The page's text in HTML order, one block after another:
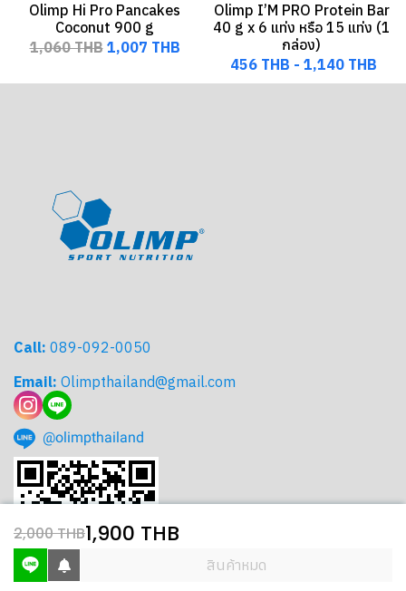
Olimp Hi Pro Pancakes
Coconut 900 g
1,060 THB 1,007 THB
Olimp I’M PRO Protein Bar
40 g x 6 แท่ง หรือ 15 แท่ง (1
กล่อง)
456 THB - 1,140 THB
2,000 THB1,900 THB
สินค้าหมด
Call: 089-092-0050
Email: Olimpthailand@gmail.com
@olimpthailand